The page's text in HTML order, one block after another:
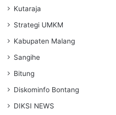
Kutaraja
Strategi UMKM
Kabupaten Malang
Sangihe
Bitung
Diskominfo Bontang
DIKSI NEWS